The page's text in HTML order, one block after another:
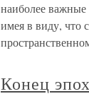
наиболее
имея в виду, что
Конец